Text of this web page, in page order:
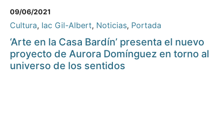
09/06/2021
Cultura, Iac Gil-Albert, Noticias, Portada
‘Arte en la Casa Bardín’ presenta el nuevo
proyecto de Aurora Domínguez en torno al
universo de los sentidos